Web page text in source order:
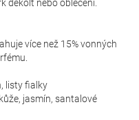
dekolt nebo oblečení.
více než 15% vonných
listy fialky
jasmín, santalové